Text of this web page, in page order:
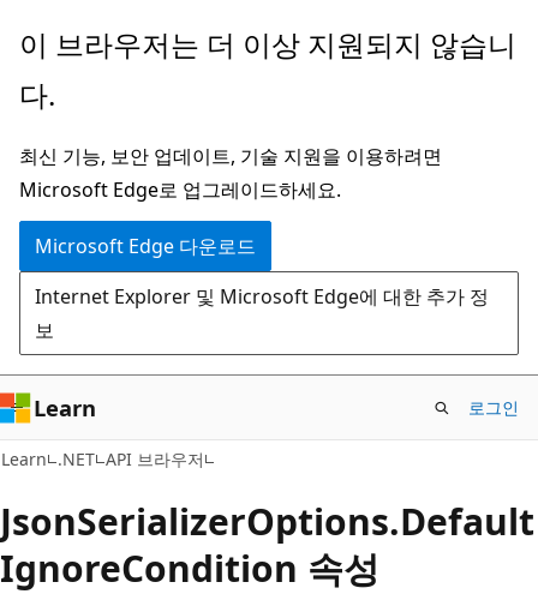
주
콘
츠
로
건
너
뛰
기
페
지
탐
색
으
로
건
너
뛰
기
이 브라우저는 더 이상 지원되지 않습니
다.
최신 기능, 보안 업데이트, 기술 지원을 이용하려면
Microsoft Edge로 업그레이드하세요.
Microsoft Edge 다운로드
Internet Explorer 및 Microsoft Edge에 대한 추가 정
보
Learn 로그인
Learn .NET API 브라우저
JsonSerializerOptions.Default
IgnoreCondition 속성